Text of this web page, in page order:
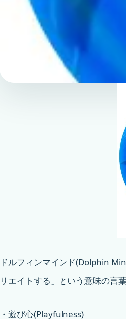
ドルフィンマインド(Dolphin
リエイトする」という意味の言
・遊び心(Playfulness)